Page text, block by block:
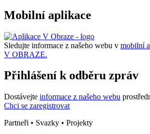
Mobilní aplikace
Sledujte informace z našeho webu v mobilní
V OBRAZE.
Přihlášení k odběru zpráv
Dostávejte informace z našeho webu
Chci se zaregistrovat
Partneři • Svazky • Projekty